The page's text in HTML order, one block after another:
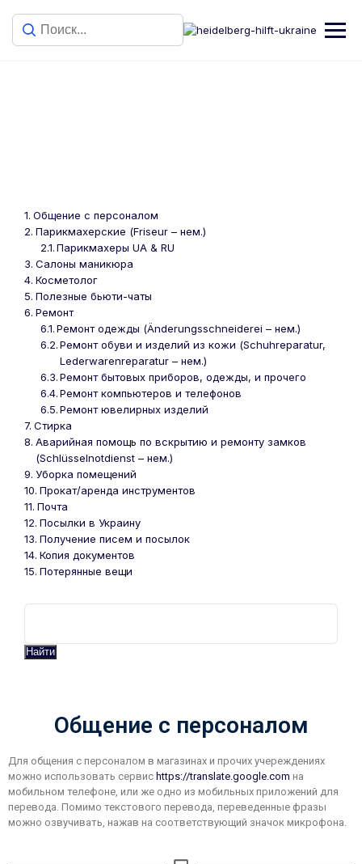
Общение с персоналом
Парикмахерские (Friseur – нем.)
Парикмахеры UA & RU
Салоны маникюра
Косметолог
Полезные бьюти-чаты
Ремонт
Ремонт одежды (Änderungsschneiderei – нем.)
Ремонт обуви и изделий из кожи (Schuhreparatur,
Lederwarenreparatur – нем.)
Ремонт бытовых приборов, одежды, и прочего
Ремонт компьютеров и телефонов
Ремонт ювелирных изделий
Стирка
Аварийная помощь по вскрытию и ремонту замков
(Schlüsselnotdienst – нем.)
Уборка помещений
Прокат/аренда инструментов
Почта
Посылки в Украину
Получение писем и посылок
Копия документов
Потерянные вещи
Найти
Общение с персоналом
Для общения с персоналом в магазинах и прочих учереждениях
можно использовать сервис https://translate.google.com на
мобильном телефоне, или же одно из мобильных приложений для
перевода. Помимо текстового перевода, переведенные фразы
можно озвучивать, нажав на соответствующий значок микрофона.